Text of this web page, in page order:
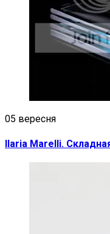
05 вересня
Ilaria Marelli.